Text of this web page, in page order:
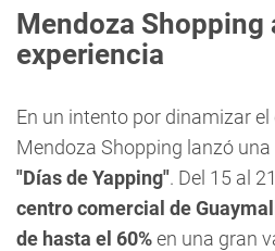
Mendoza Shopping
experiencia
En un intento por dinamizar
Mendoza Shopping lanzó
"Días de Yapping". Del 15 al
centro comercial de
de hasta el 60%en una gran